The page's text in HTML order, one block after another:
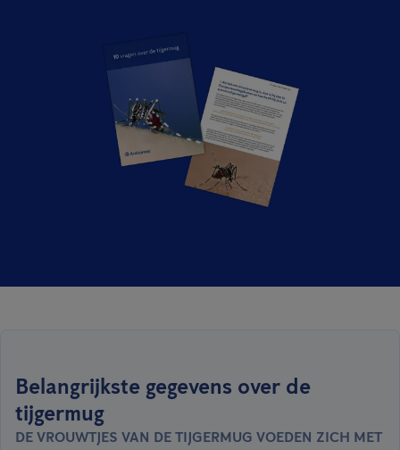
Belangrijkste gegevens over de
tijgermug
DE VROUWTJES VAN DE TIJGERMUG VOEDEN ZICH MET